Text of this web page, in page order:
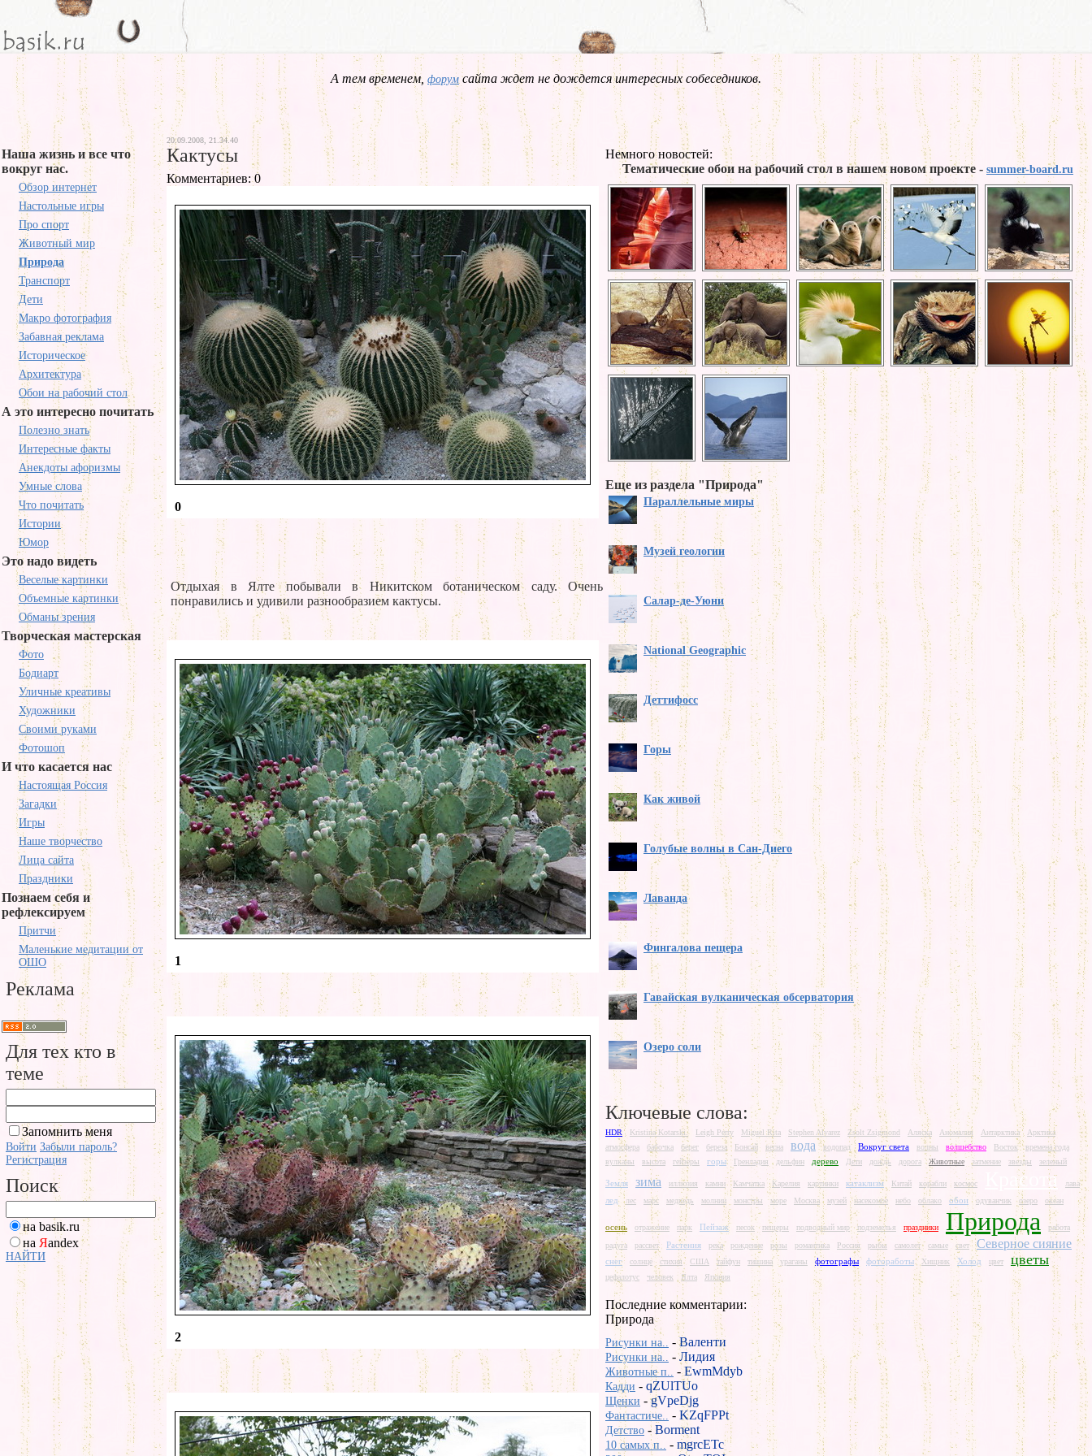
А тем временем, форум сайта ждет не дождется интересных собеседников.
Наша жизнь и все что
вокруг нас.
Обзор интернет
Настольные игры
Про спорт
Животный мир
Природа
Транспорт
Дети
Макро фотография
Забавная реклама
Историческое
Архитектура
Обои на рабочий стол
А это интересно почитать
Полезно знать
Интересные факты
Анекдоты афоризмы
Умные слова
Что почитать
Истории
Юмор
Это надо видеть
Веселые картинки
Объемные картинки
Обманы зрения
Творческая мастерская
Фото
Бодиарт
Уличные креативы
Художники
Своими руками
Фотошоп
И что касается нас
Настоящая Россия
Загадки
Игры
Наше творчество
Лица сайта
Праздники
Познаем себя и
рефлексируем
Притчи
Маленькие медитации от
ОШО
Реклама
Для тех кто в
теме
Запомнить меня
Войти Забыли пароль?
Регистрация
Поиск
на basik.ru
на Яandex
НАЙТИ
20.09.2008, 21.34.40
Кактусы
Комментариев: 0
0
Отдыхая в Ялте побывали в Никитском ботаническом саду. Очень
понравились и удивили разнообразием кактусы.
1
2
Немного новостей:
Тематические обои на рабочий стол в нашем новом проекте - summer-board.ru
Еще из раздела "Природа"
Параллельные миры
Музей геологии
Салар-де-Уюни
National Geographic
Деттифосс
Горы
Как живой
Голубые волны в Сан-Диего
Лаванда
Фингалова пещера
Гавайская вулканическая обсерватория
Озеро соли
Ключевые слова:
HDR Kristina Kotarski. Leigh Perry Miguel Rita Stephen Alvarez Zsolt Zsigmond Аляска Аномалия Антарктика
Арктика
атмосфера
бабочка берег береза Бонсай весна вода водопад Вокруг света волны волшебство Восток
времена года
вулканы
высота гейзеры горы Гренладия дельфин дерево Дети дождь дорога Животные затмение звезды зеленый
Земля зима иллюзия камни Камчатка Карелия картинки катаклизм Китай корабли космос Красота лава
лед лес марс медведь молнии монстры море Москва музей насекомое небо облако обои одуванчик озеро океан
осень отражение парк Пейзаж песок пещеры подводный мир подземелья праздники Природа
работа
радуга
рассвет Растения река рождение розы романтика Россия рыбы самолет самые свет Северное сияние
снег солнце стихия США тайфун тишина ураганы фотографы фотоработы Хищник Холод цвет цветы
цефалотус человек Ялта Япония
Последние комментарии:
Природа
Рисунки на.. -Валенти
Рисунки на.. -Лидия
Животные п.. -EwmMdyb
Кадди - qZUlTUo
Щенки -gVpeDjg
Фантастиче.. - KZqFPPt
Детство - Borment
10 самых п.. - mgrcETc